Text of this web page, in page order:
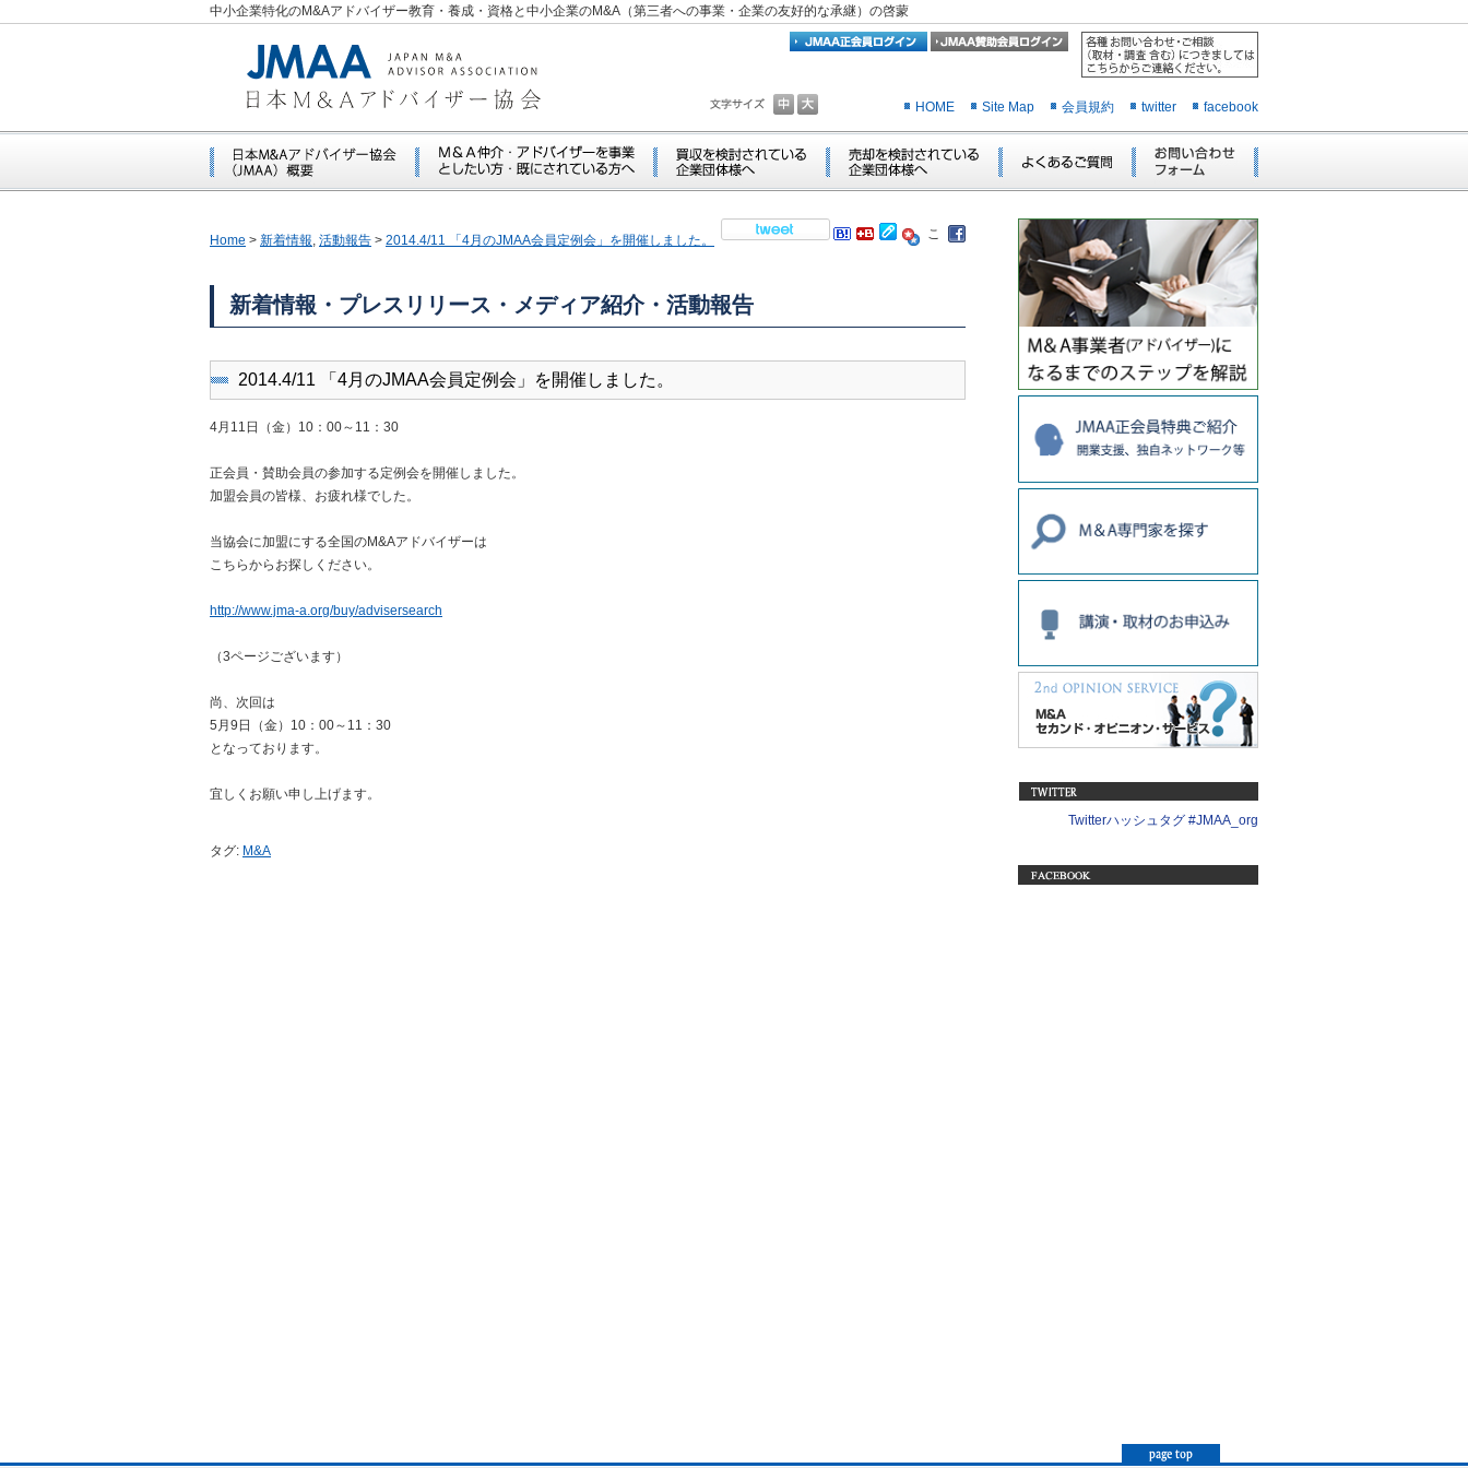
中小企業特化のM&Aアドバイザー教育・養成・資格と中小企業のM&A（第三者への事業・企業の友好的な承継）の啓蒙
HOME Site Map 会員規約 twitter facebook
Home > 新着情報, 活動報告 > 2014.4/11 「4月のJMAA会員定例会」を開催しました。
新着情報・プレスリリース・メディア紹介・活動報告
2014.4/11 「4月のJMAA会員定例会」を開催しました。
4月11日（金）10：00～11：30
正会員・賛助会員の参加する定例会を開催しました。
加盟会員の皆様、お疲れ様でした。
当協会に加盟にする全国のM&Aアドバイザーは
こちらからお探しください。
http://www.jma-a.org/buy/advisersearch
（3ページございます）
尚、次回は
5月9日（金）10：00～11：30
となっております。
宜しくお願い申し上げます。
タグ: M&A
Twitterハッシュタグ #JMAA_org